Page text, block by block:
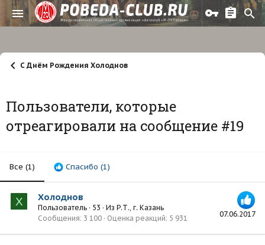
С Днём Рождения Холоднов
Пользователи, которые
отреагировали на сообщение #19
Все (1) Спасибо (1)
Х
07.06.2017
Холоднов
Пользователь · 53 · Из Р.Т., г. Казань
Сообщения 3 100 Оценка реакций 5 931